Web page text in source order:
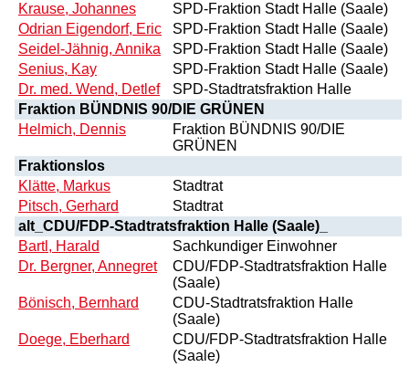
Krause, Johannes
SPD-Fraktion Stadt Halle (Saale)
Odrian Eigendorf, Eric
SPD-Fraktion Stadt Halle (Saale)
Seidel-Jähnig, Annika
SPD-Fraktion Stadt Halle (Saale)
Senius, Kay
SPD-Fraktion Stadt Halle (Saale)
Dr. med. Wend, Detlef
SPD-Stadtratsfraktion Halle
Fraktion BÜNDNIS 90/DIE GRÜNEN
Helmich, Dennis
Fraktion BÜNDNIS 90/DIE
GRÜNEN
Fraktionslos
Klätte, Markus
Stadtrat
Pitsch, Gerhard
Stadtrat
alt_CDU/FDP-Stadtratsfraktion Halle (Saale)_
Bartl, Harald
Sachkundiger Einwohner
Dr. Bergner, Annegret
CDU/FDP-Stadtratsfraktion Halle
(Saale)
Bönisch, Bernhard
CDU-Stadtratsfraktion Halle
(Saale)
Doege, Eberhard
CDU/FDP-Stadtratsfraktion Halle
(Saale)